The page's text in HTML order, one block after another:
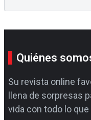
Quiénes
Su revista online
llena de sorpresas
vida con todo lo